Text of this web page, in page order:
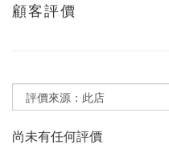
顧客評價
尚未有任何評價